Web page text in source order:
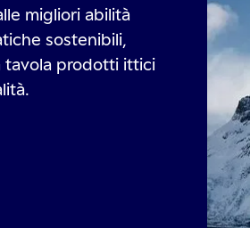
migliori abilità
sostenibili,
tavola prodotti ittici